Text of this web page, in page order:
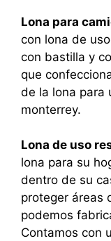
Lona para
con lona de
con bastilla y
que
de la lona para
monterrey.
Lona de uso
lona para su
dentro de su
proteger áreas
podemos
Contamos con